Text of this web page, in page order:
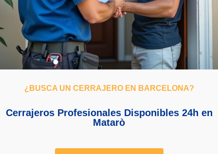
¿BUSCA UN CERRAJERO EN BARCELONA?
Cerrajeros Profesionales Disponibles 24h en
Matarò